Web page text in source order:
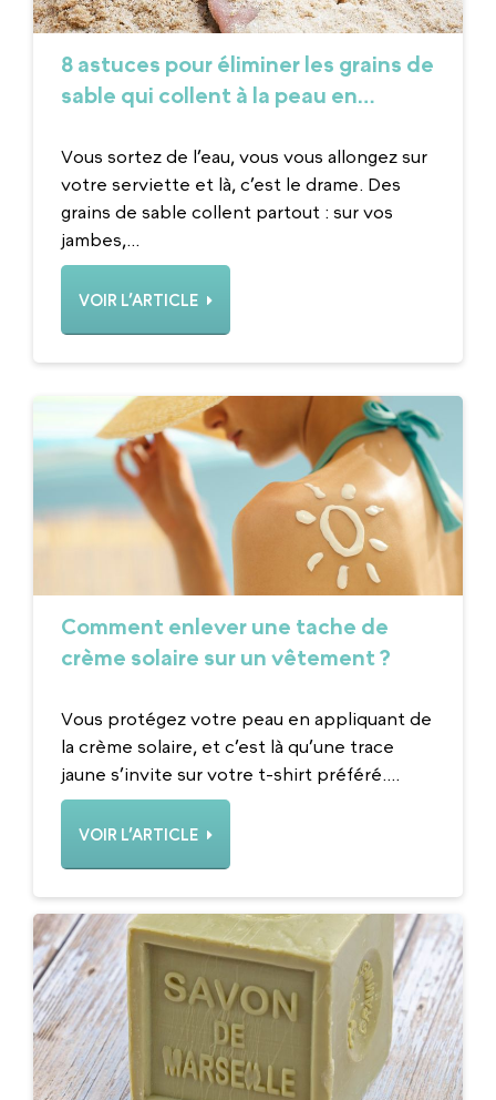
8 astuces pour éliminer les grains de
sable qui collent à la peau en
Vous sortez de l’eau, vous vous allongez sur
votre serviette et là, c’est le drame. Des
grains de sable collent partout : sur vos
jambes,...
VOIR L’ARTICLE
Comment enlever une tache de
crème solaire sur un vêtement ?
Vous protégez votre peau en appliquant de
la crème solaire, et c’est là qu’une trace
jaune s’invite sur votre t-shirt préféré....
VOIR L’ARTICLE